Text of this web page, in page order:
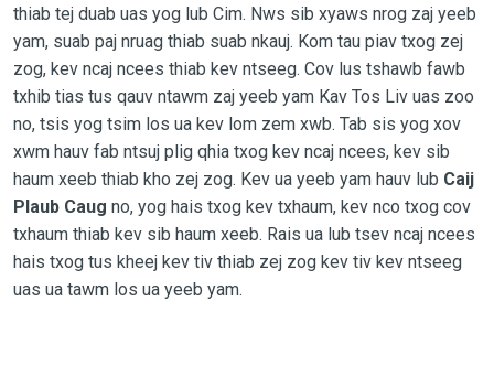
thiab tej duab uas yog lub Cim. Nws sib xyaws nrog zaj yeeb
yam, suab paj nruag thiab suab nkauj. Kom tau piav txog zej
zog, kev ncaj ncees thiab kev ntseeg. Cov lus tshawb fawb
txhib tias tus qauv ntawm zaj yeeb yam Kav Tos Liv uas zoo
no, tsis yog tsim los ua kev lom zem xwb. Tab sis yog xov
xwm hauv fab ntsuj plig qhia txog kev ncaj ncees, kev sib
haum xeeb thiab kho zej zog. Kev ua yeeb yam hauv lub Caij
Plaub Caug no, yog hais txog kev txhaum, kev nco txog cov
txhaum thiab kev sib haum xeeb. Rais ua lub tsev ncaj ncees
hais txog tus kheej kev tiv thiab zej zog kev tiv kev ntseeg
uas ua tawm los ua yeeb yam.